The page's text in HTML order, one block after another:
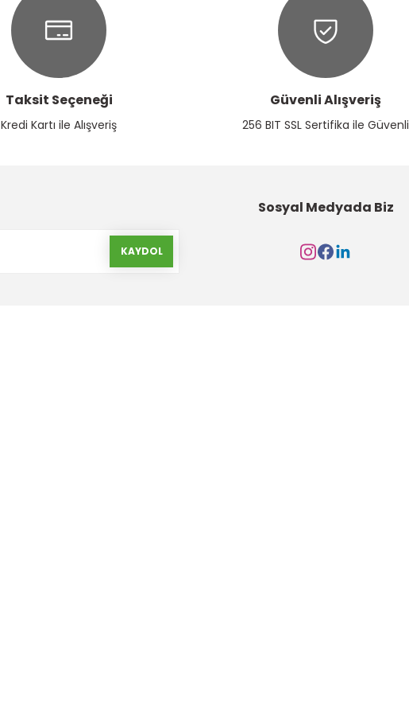
Taksit Seçeneği
Kredi Kartı ile Alışveriş
Güvenli Alışveriş
256 BIT SSL Sertifika ile Güvenli
KAYDOL
Sosyal Medyada Biz